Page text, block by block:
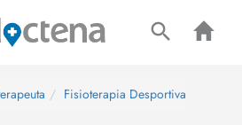
Fisioterapia Desportiva